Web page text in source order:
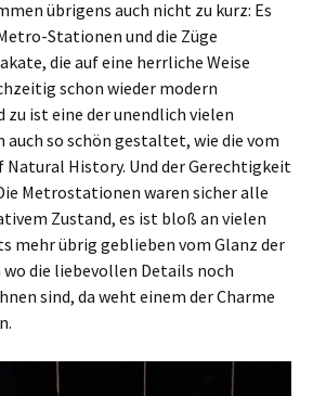
übrigens auch nicht zu kurz: Es
Stationen und die Züge
die auf eine herrliche Weise
schon wieder modern
zu ist eine der unendlich vielen
so schön gestaltet, wie die vom
Natural History. Und der Gerechtigkeit
Metrostationen waren sicher alle
Zustand, es ist bloß an vielen
mehr übrig geblieben vom Glanz der
wo die liebevollen Details noch
sind, da weht einem der Charme